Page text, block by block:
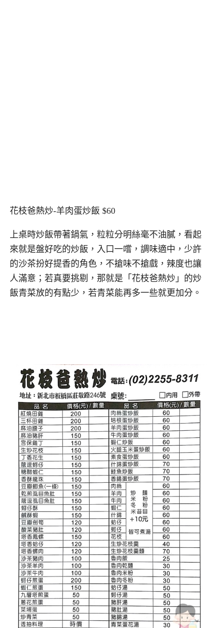
花枝爸熱炒-羊肉蛋炒飯 $60
上桌時炒飯帶著鍋氣，粒粒分明絲毫不油膩，看起
來就是盤好吃的炒飯，入口一嚐，調味適中，少許
的沙茶扮好提香的角色，不搶味不搶戲，辣度也讓
人滿意；若真要挑剔，那就是「花枝爸熱炒」的炒
飯青菜放的有點少，若青菜能再多一些就更加分。